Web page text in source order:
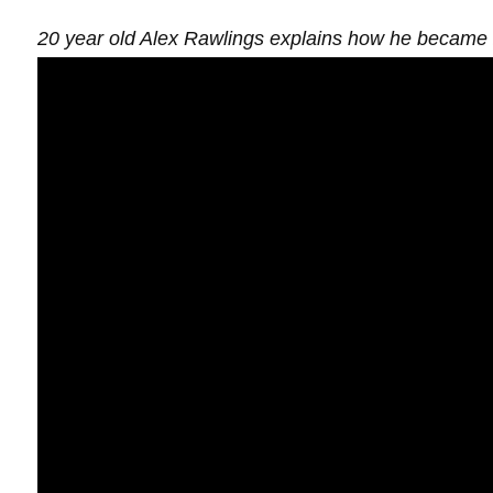
20 year old Alex Rawlings explains how he became